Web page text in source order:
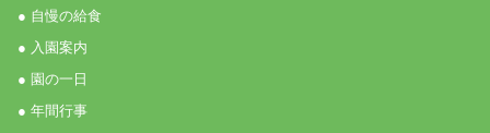
● 自慢の給食
● 入園案内
● 園の一日
● 年間行事